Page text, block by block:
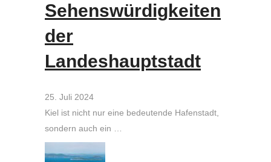
Sehenswürdigkeiten
der
Landeshauptstadt
25. Juli 2024
Kiel ist nicht nur eine bedeutende Hafenstadt,
sondern auch ein …